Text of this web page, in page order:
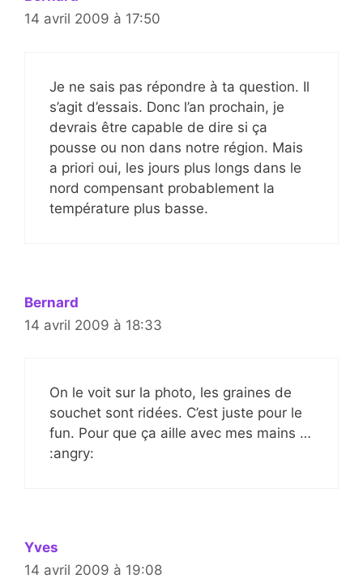
14 avril 2009 à 17:50
Je ne sais pas répondre à ta question. Il
s’agit d’essais. Donc l’an prochain, je
devrais être capable de dire si ça
pousse ou non dans notre région. Mais
a priori oui, les jours plus longs dans le
nord compensant probablement la
température plus basse.
Bernard
14 avril 2009 à 18:33
On le voit sur la photo, les graines de
souchet sont ridées. C’est juste pour le
fun. Pour que ça aille avec mes mains …
:angry:
Yves
14 avril 2009 à 19:08